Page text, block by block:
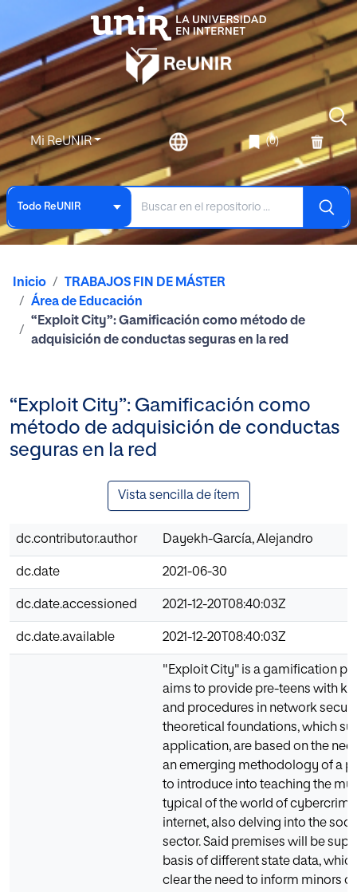
Mi ReUNIR (0)
Todo ReUNIR
Inicio
TRABAJOS FIN DE MÁSTER
Área de Educación
“Exploit City”: Gamificación como método de
adquisición de conductas seguras en la red
“Exploit City”: Gamificación como
método de adquisición de conductas
seguras en la red
Vista sencilla de ítem
dc.contributor.author Dayekh-García, Alejandro
dc.date 2021-06-30
dc.date.accessioned 2021-12-20T08:40:03Z
dc.date.available 2021-12-20T08:40:03Z
"Exploit City" is a gamification
aims to provide pre-teens with
and procedures in network
theoretical foundations, which
application, are based on the
an emerging methodology of a
to introduce into teaching the
typical of the world of
internet, also delving into the
sector. Said premises will be
basis of different state data,
clear the need to inform minors